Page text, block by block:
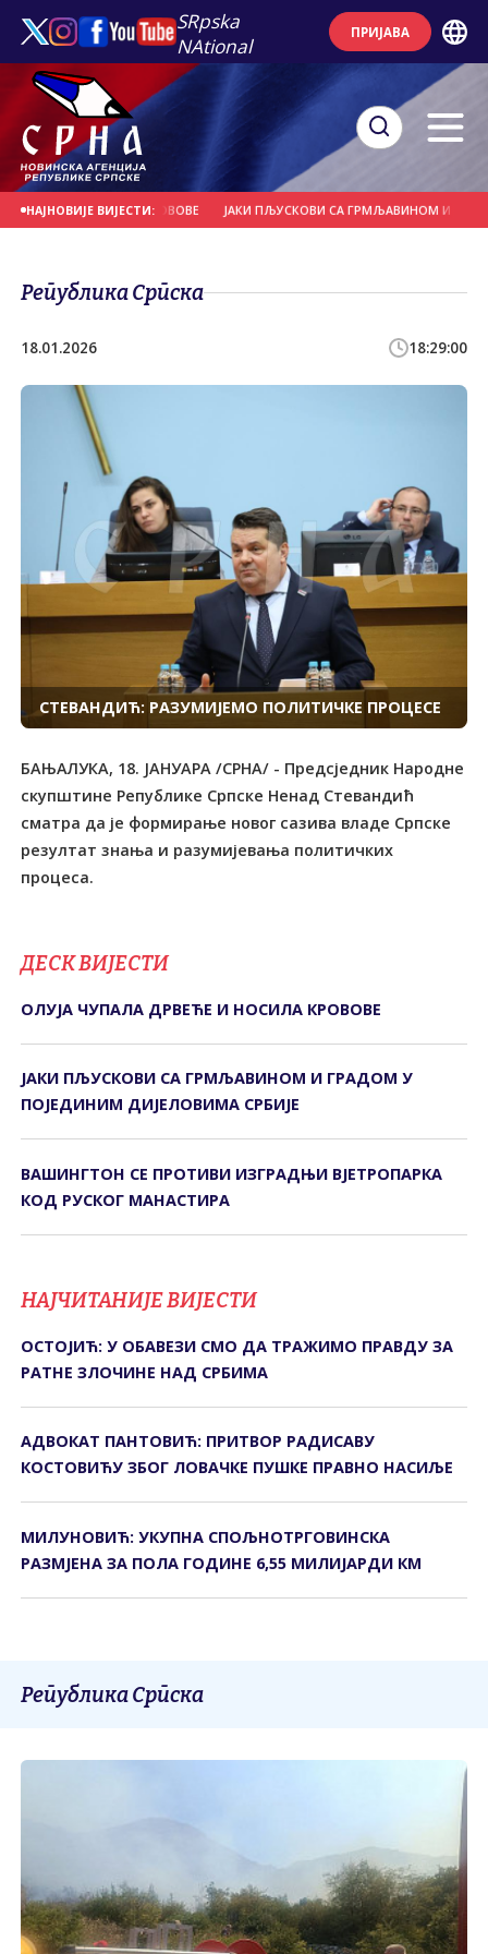
SRpska
NAtional
ПРИЈАВА
НАЈНОВИЈЕ ВИЈЕСТИ:
И НОСИЛА КРОВОВЕ ЈАКИ ПЉУСКОВИ СА ГРМЉАВИНОМ И ГРАДОМ
Република Српска
18.01.2026 18:29:00
СТЕВАНДИЋ: РАЗУМИЈЕМО ПОЛИТИЧКЕ ПРОЦЕСЕ
БАЊАЛУКА, 18. ЈАНУАРА /СРНА/ - Предсједник Народне
скупштине Републике Српске Ненад Стевандић
сматра да је формирање новог сазива владе Српске
резултат знања и разумијевања политичких
процеса.
ДЕСК ВИЈЕСТИ
ОЛУЈА ЧУПАЛА ДРВЕЋЕ И НОСИЛА КРОВОВЕ
ЈАКИ ПЉУСКОВИ СА ГРМЉАВИНОМ И ГРАДОМ У
ПОЈЕДИНИМ ДИЈЕЛОВИМА СРБИЈЕ
ВАШИНГТОН СЕ ПРОТИВИ ИЗГРАДЊИ ВЈЕТРОПАРКА
КОД РУСКОГ МАНАСТИРА
НАЈЧИТАНИЈЕ ВИЈЕСТИ
ОСТОЈИЋ: У ОБАВЕЗИ СМО ДА ТРАЖИМО ПРАВДУ ЗА
РАТНЕ ЗЛОЧИНЕ НАД СРБИМА
АДВОКАТ ПАНТОВИЋ: ПРИТВОР РАДИСАВУ
КОСТОВИЋУ ЗБОГ ЛОВАЧКЕ ПУШКЕ ПРАВНО НАСИЉЕ
МИЛУНОВИЋ: УКУПНА СПОЉНОТРГОВИНСКА
РАЗМЈЕНА ЗА ПОЛА ГОДИНЕ 6,55 МИЛИЈАРДИ КМ
Република Српска